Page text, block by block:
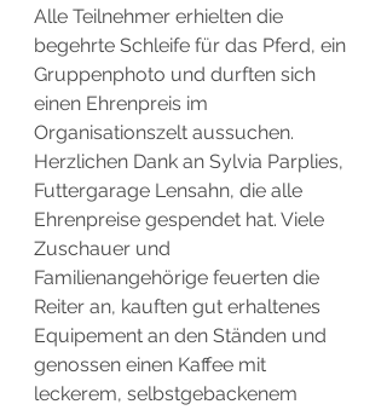
Alle Teilnehmer erhielten die
begehrte Schleife für das Pferd, ein
Gruppenphoto und durften sich
einen Ehrenpreis im
Organisationszelt aussuchen.
Herzlichen Dank an Sylvia Parplies,
Futtergarage Lensahn, die alle
Ehrenpreise gespendet hat. Viele
Zuschauer und
Familienangehörige feuerten die
Reiter an, kauften gut erhaltenes
Equipement an den Ständen und
genossen einen Kaffee mit
leckerem, selbstgebackenem